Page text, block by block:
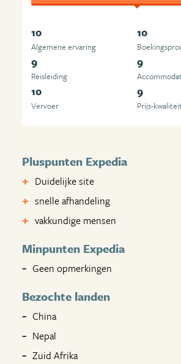
10
Algemene ervaring
10
9
Reisleiding
9
10
Vervoer
9
Prijs-kwaliteit
Pluspunten Expedia
Duidelijke site
snelle afhandeling
vakkundige mensen
Minpunten Expedia
Geen opmerkingen
Bezochte landen
China
Nepal
Zuid Afrika